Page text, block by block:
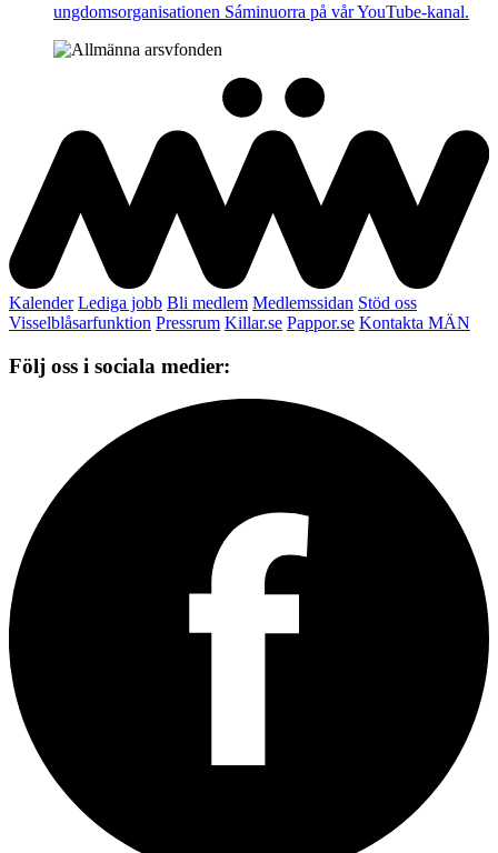
ungdomsorganisationen Sáminuorra på vår YouTube-kanal.
Kalender Lediga jobb Bli medlem Medlemssidan Stöd oss
Visselblåsarfunktion Pressrum Killar.se Pappor.se Kontakta MÄN
Följ oss i sociala medier: